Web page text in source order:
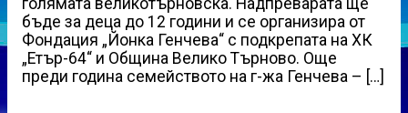
голямата великотърновска. Надпреварата ще
бъде за деца до 12 години и се организира от
Фондация „Йонка Генчева“ с подкрепата на ХК
„Етър-64“ и Община Велико Търново. Още
преди година семейството на г-жа Генчева – […]